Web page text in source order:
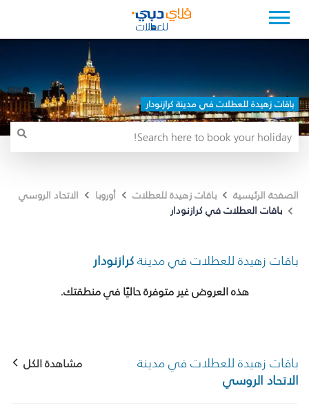
باقات زهيدة للعطلات في مدينة كرازنودار
الصفحة الرئيسية باقات زهيدة للعطلات أوروبا
الاتحاد الروسي
باقات العطلات في كرازنودار
باقات زهيدة للعطلات في مدينةكرازنودار
هذه العروض غير متوفرة حاليًا في منطقتك.
باقات زهيدة للعطلات في مدينة
الاتحاد الروسي
مشاهدة الكل